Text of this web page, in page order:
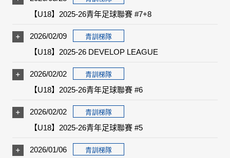
【U18】2025-26青年足球聯賽 #7+8
2026/02/09 青訓梯隊
【U18】2025-26 DEVELOP LEAGUE
2026/02/02 青訓梯隊
【U18】2025-26青年足球聯賽 #6
2026/02/02 青訓梯隊
【U18】2025-26青年足球聯賽 #5
2026/01/06 青訓梯隊